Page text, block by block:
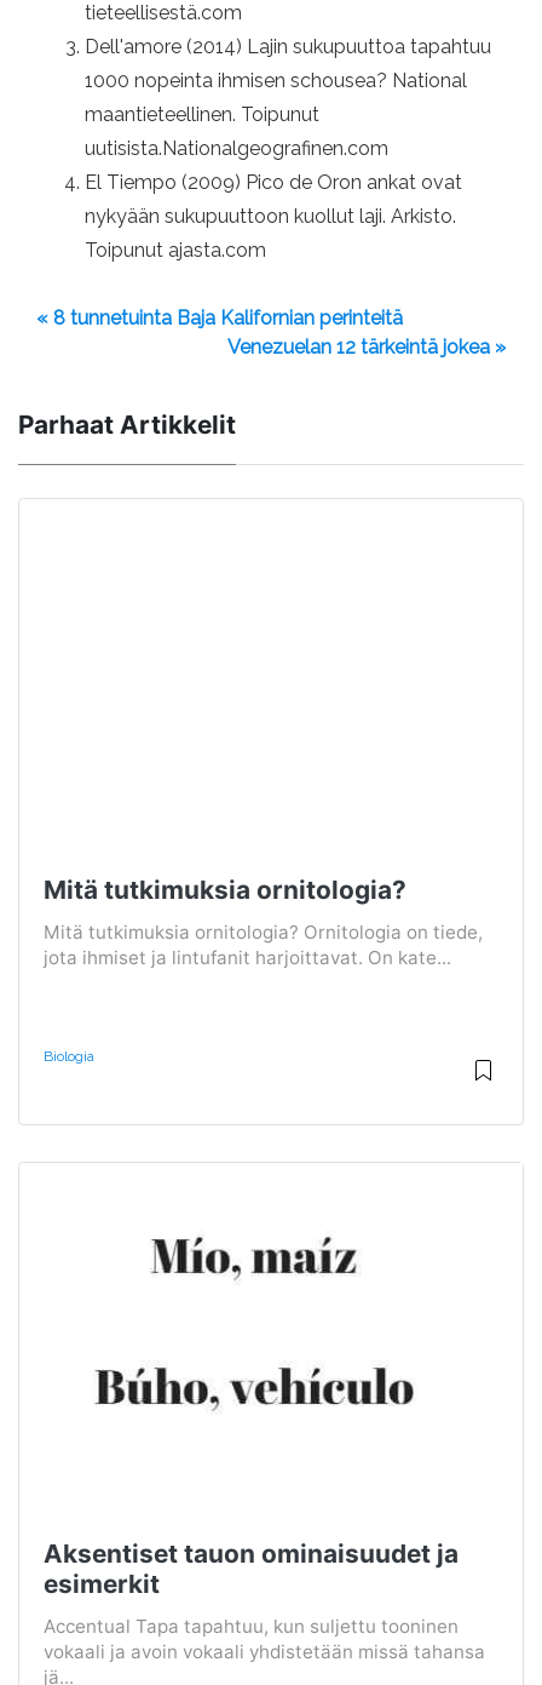
tieteellisestä.com
Dell'amore (2014) Lajin sukupuuttoa tapahtuu
1000 nopeinta ihmisen schousea? National
maantieteellinen. Toipunut
uutisista.Nationalgeografinen.com
El Tiempo (2009) Pico de Oron ankat ovat
nykyään sukupuuttoon kuollut laji. Arkisto.
Toipunut ajasta.com
« 8 tunnetuinta Baja Kalifornian perinteitä
Venezuelan 12 tärkeintä jokea »
Parhaat Artikkelit
Mitä tutkimuksia ornitologia?
Mitä tutkimuksia ornitologia? Ornitologia on tiede,
jota ihmiset ja lintufanit harjoittavat. On kate...
Biologia
Aksentiset tauon ominaisuudet ja
esimerkit
Accentual Tapa tapahtuu, kun suljettu tooninen
vokaali ja avoin vokaali yhdistetään missä tahansa
jä...